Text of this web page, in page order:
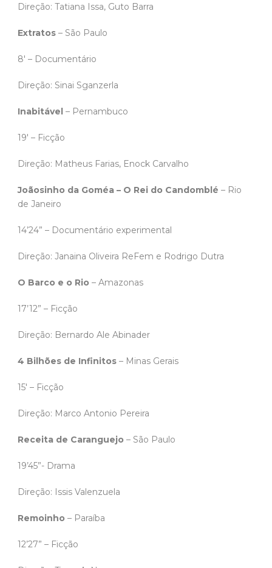
Direção: Tatiana Issa, Guto Barra
Extratos – São Paulo
8′ – Documentário
Direção: Sinai Sganzerla
Inabitável – Pernambuco
19′ – Ficção
Direção: Matheus Farias, Enock Carvalho
Joãosinho da Goméa – O Rei do Candomblé – Rio
de Janeiro
14’24” – Documentário experimental
Direção: Janaina Oliveira ReFem e Rodrigo Dutra
O Barco e o Rio – Amazonas
17’12” – Ficção
Direção: Bernardo Ale Abinader
4 Bilhões de Infinitos – Minas Gerais
15′ – Ficção
Direção: Marco Antonio Pereira
Receita de Caranguejo – São Paulo
19’45”- Drama
Direção: Issis Valenzuela
Remoinho – Paraíba
12’27” – Ficção